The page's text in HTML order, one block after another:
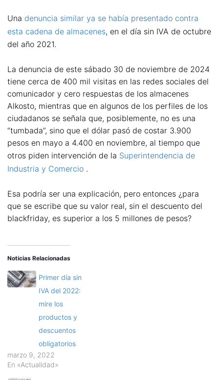
Una denuncia similar ya se había presentado contra
esta cadena de almacenes, en el día sin IVA de octubre
del año 2021.
La denuncia de este sábado 30 de noviembre de 2024
tiene cerca de 400 mil visitas en las redes sociales del
comunicador y cero respuestas de los almacenes
Alkosto, mientras que en algunos de los perfiles de los
ciudadanos se señala que, posiblemente, no es una
“tumbada”, sino que el dólar pasó de costar 3.900
pesos en mayo a 4.400 en noviembre, al tiempo que
otros piden intervención de la Superintendencia de
Industria y Comercio .
Esa podría ser una explicación, pero entonces ¿para
que se escribe que su valor real, sin el descuento del
blackfriday, es superior a los 5 millones de pesos?
Noticias Relacionadas
Primer día sin
IVA del 2022:
mire los
productos y
descuentos
obligatorios
marzo 9, 2022
En «Actualidad»